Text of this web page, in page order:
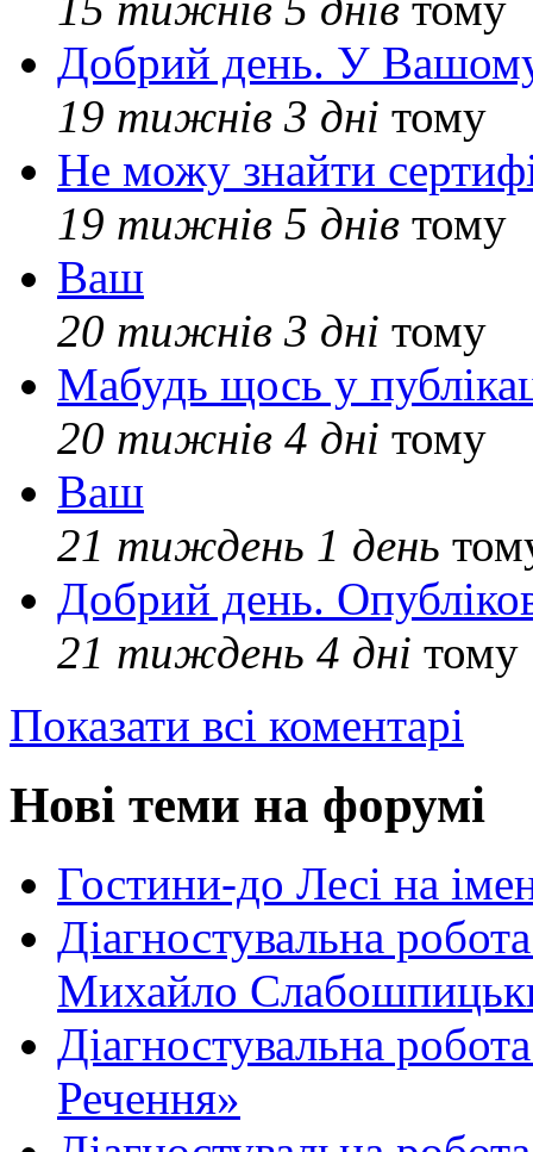
Добрий день. У Вашому
19 тижнів 3 дні тому
Не можу знайти
19 тижнів 5 днів тому
Ваш
20 тижнів 3 дні тому
Мабудь щось у
20 тижнів 4 дні тому
Ваш
21 тиждень 1 день
Добрий день.
21 тиждень 4 дні тому
Показати всі коментарі
Нові теми на форумі
Гостини-до Лесі на
Діагностувальна
Михайло
Діагностувальна
Речення»